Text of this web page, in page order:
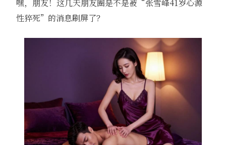
嘿，朋友！这几天朋友圈是不是被“张雪峰41岁心源
性猝死”的消息刷屏了？